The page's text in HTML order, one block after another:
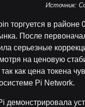
Источник:
торгуется в
После
серьезные
на ценовую
как цена токена
Pi Network.
демонстрировала